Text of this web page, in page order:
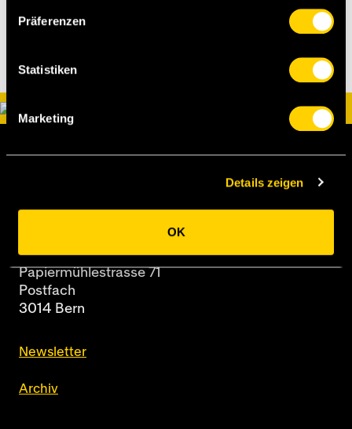
Präferenzen
Statistiken
Marketing
Details zeigen
OK
BSC Young Boys AG
Papiermühlestrasse 71
Postfach
3014 Bern
Newsletter
Archiv